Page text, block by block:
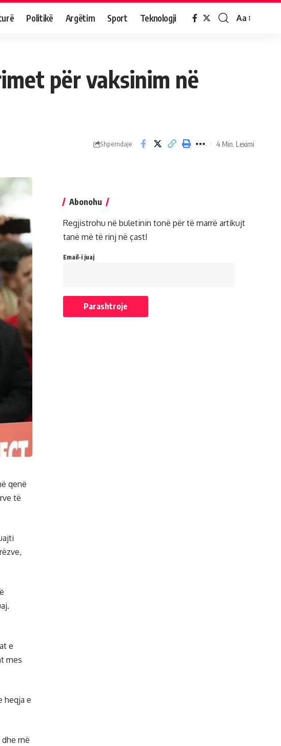
Politikë Argëtim Sport Teknologji Aa
për vaksinim në
Shpërndaje 4 Min. Leximi
qenë
të
e
mes
heqja e
më
Abonohu
Regjistrohu në buletinin tonë për të marrë artikujt
tanë më të rinj në çast!
Email-i juaj